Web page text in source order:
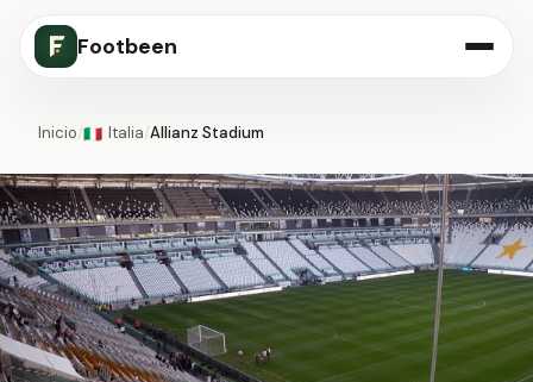
Footbeen
Inicio/🇮🇹 Italia/Allianz Stadium